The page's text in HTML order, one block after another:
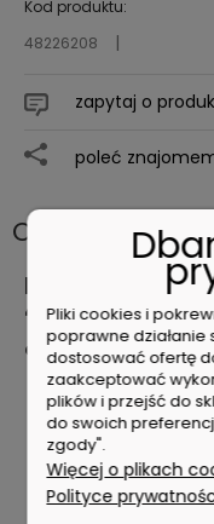
Kod produktu:
48226208
zapytaj o
poleć
Opis
Milwaukee
48226208
Charakterystyka
Do chwytania,
obrabianych.
Regulacja
chwyt.
Precyzyjne
chwytu. Mniej
Pliki cookies i
poprawne
dostosować ofertę
zaakceptować
plików i przejść do
do swoich
zgody".
Więcej o plikach
Polityce